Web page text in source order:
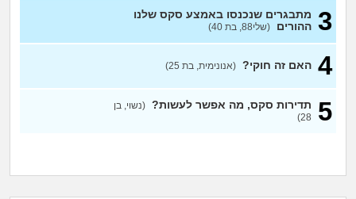
לימודים וסטודנטים
מה שעובר עליי
3 מתבגרים שנכנסו באמצע סקס שלנו
ההורים (שלי88, בת 40)
4 האם זה חוקי? (אנונימית, בת 25)
5 תדירות סקס, מה אפשר לעשות? (נשוי, בן
28)